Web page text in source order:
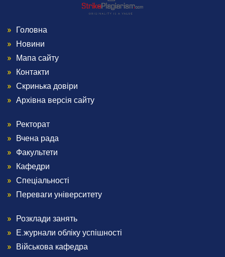
Menu
Footer
1
Головна
Новини
Мапа сайту
Контакти
Скринька довіри
Архівна версія сайту
Menu
Footer
2
Ректорат
Вчена рада
Факультети
Кафедри
Спеціальності
Переваги університету
Menu
Footer
Розклади занять
Е.журнали обліку успішності
Військова кафедра